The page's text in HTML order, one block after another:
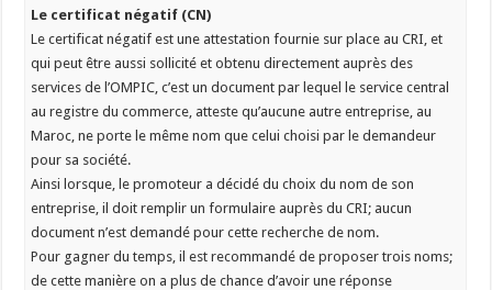
Le certificat négatif (CN)
Le certificat négatif est une attestation fournie sur place au CRI, et
qui peut être aussi sollicité et obtenu directement auprès des
services de l’OMPIC, c’est un document par lequel le service central
au registre du commerce, atteste qu’aucune autre entreprise, au
Maroc, ne porte le même nom que celui choisi par le demandeur
pour sa société.
Ainsi lorsque, le promoteur a décidé du choix du nom de son
entreprise, il doit remplir un formulaire auprès du CRI; aucun
document n’est demandé pour cette recherche de nom.
Pour gagner du temps, il est recommandé de proposer trois noms;
de cette manière on a plus de chance d’avoir une réponse